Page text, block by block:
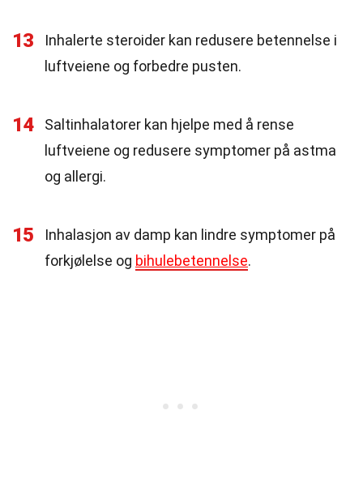
13
Inhalerte steroider kan redusere betennelse i
luftveiene og forbedre pusten.
14
Saltinhalatorer kan hjelpe med å rense
luftveiene og redusere symptomer på astma
og allergi.
15
Inhalasjon av damp kan lindre symptomer på
forkjølelse og bihulebetennelse.